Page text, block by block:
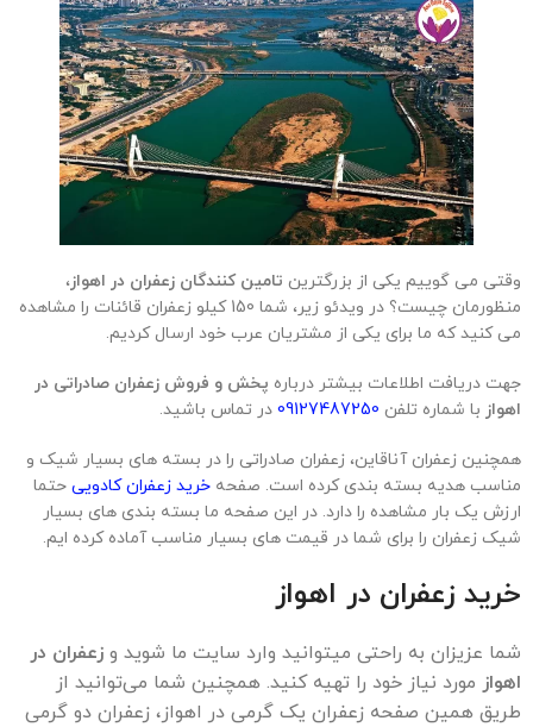
وقتی می گوییم یکی از بزرگترین تامین کنندگان زعفران در اهواز،
منظورمان چیست؟ در ویدئو زیر، شما 150 کیلو زعفران قائنات را مشاهده
می کنید که ما برای یکی از مشتریان عرب خود ارسال کردیم.
جهت دریافت اطلاعات بیشتر درباره پخش و فروش زعفران صادراتی در
اهواز با شماره تلفن 09127487250 در تماس باشید.
همچنین زعفران آناقاین، زعفران صادراتی را در بسته های بسیار شیک و
مناسب هدیه بسته بندی کرده است. صفحه خرید زعفران کادویی حتما
ارزش یک بار مشاهده را دارد. در این صفحه ما بسته بندی های بسیار
شیک زعفران را برای شما در قیمت های بسیار مناسب آماده کرده ایم.
خرید زعفران در اهواز
شما عزیزان به راحتی میتوانید وارد سایت ما شوید و زعفران در
اهواز مورد نیاز خود را تهیه کنید. همچنین شما می‌توانید از
طریق همین صفحه زعفران یک گرمی در اهواز، زعفران دو گرمی